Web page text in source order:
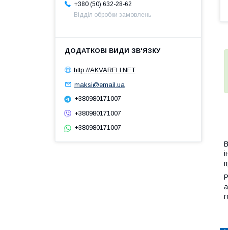
+380 (50) 632-28-62
Відділ обробки замовлень
http://AKVARELI.NET
maksi@email.ua
+380980171007
+380980171007
+380980171007